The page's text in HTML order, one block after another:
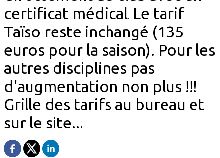
certificat médical. Le tarif
Taïso reste inchangé (135
euros pour la saison). Pour les
autres disciplines pas
d'augmentation non plus !!!
Grille des tarifs au bureau et
sur le site...